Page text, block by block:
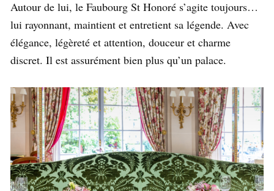
Autour de lui, le Faubourg St Honoré s’agite toujours…
lui rayonnant, maintient et entretient sa légende. Avec
élégance, légèreté et attention, douceur et charme
discret. Il est assurément bien plus qu’un palace.